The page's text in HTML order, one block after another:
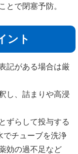
とで閉塞予防。
ント
記がある場合は厳
し、詰まりや高浸
ずらして投与する
でチューブを洗浄
効の過不足など